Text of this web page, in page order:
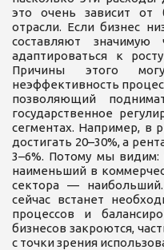
это очень зависит от
отрасли. Если бизнес
составляют
адаптироваться к
Причины этого
неэффективность
позволяющий
государственное
сегментах. Например, в
достигать 20–30%, а
3–6%. Потому мы видим:
наименьший в
сектора —
сейчас встанет
процессов и
бизнесов закроются,
с точки зрения